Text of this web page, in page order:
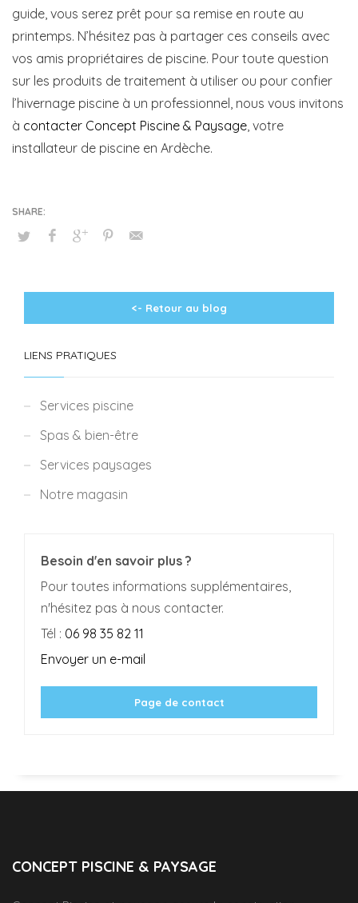
guide, vous serez prêt pour sa remise en route au
printemps. N’hésitez pas à partager ces conseils avec
vos amis propriétaires de piscine. Pour toute question
sur les produits de traitement à utiliser ou pour confier
l’hivernage piscine à un professionnel, nous vous invitons
à contacter Concept Piscine & Paysage , votre
installateur de piscine en Ardèche.
<- Retour au blog
LIENS PRATIQUES
Services piscine
Spas & bien-être
Services paysages
Notre magasin
Besoin d'en savoir plus ?
Pour toutes informations supplémentaires,
n'hésitez pas à nous contacter.
Tél : 06 98 35 82 11
Envoyer un e-mail
Page de contact
CONCEPT PISCINE & PAYSAGE